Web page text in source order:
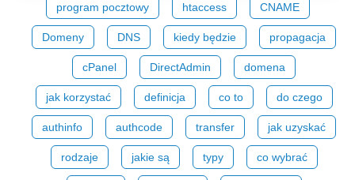
program pocztowy htaccess CNAME
Domeny DNS kiedy będzie propagacja
cPanel DirectAdmin domena
jak korzystać definicja co to do czego
authinfo authcode transfer jak uzyskać
rodzaje jakie są typy co wybrać